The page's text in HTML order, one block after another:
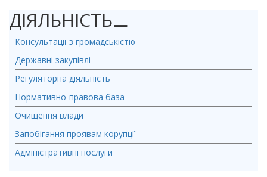
ДІЯЛЬНІСТЬ⚊
Консультації з громадськістю
Державні закупівлі
Регуляторна діяльність
Нормативно-правова база
Очищення влади
Запобігання проявам корупції
Адміністративні послуги